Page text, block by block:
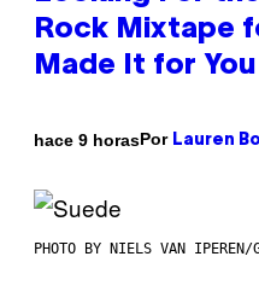
Rock Mixtape
Made It for
hace 9 horasPor Lauren
PHOTO BY NIELS VAN IPEREN/